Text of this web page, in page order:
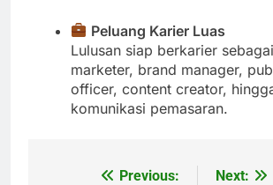
Peluang Karier Luas
Lulusan siap berkarier
marketer, brand manager,
officer, content creator,
komunikasi pemasaran.
Previous:
Next: